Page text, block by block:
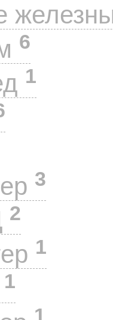
6
1
3
2
1
1
1